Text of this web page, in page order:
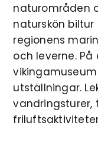
naturområden
naturskön
regionens
och leverne.
utställningar.
vandringsturer,